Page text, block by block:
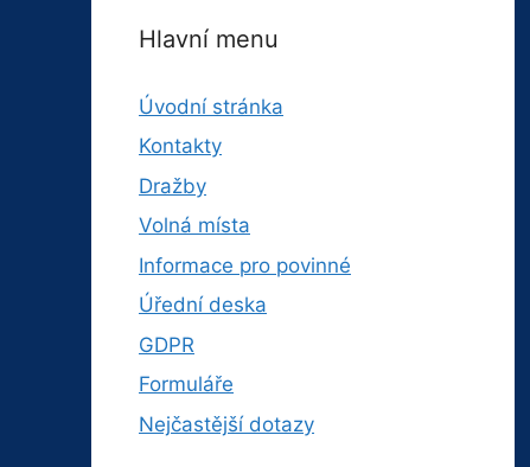
Hlavní menu
Úvodní stránka
Kontakty
Dražby
Volná místa
Informace pro povinné
Úřední deska
GDPR
Formuláře
Nejčastější dotazy